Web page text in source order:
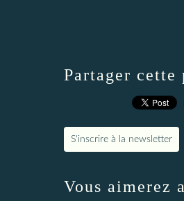
Partager cette
S'inscrire à la newsletter
Vous aimerez